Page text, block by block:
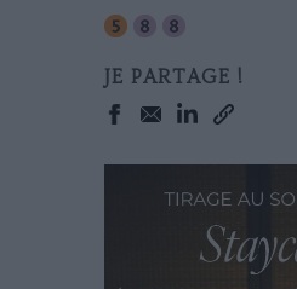
JE PARTAGE !